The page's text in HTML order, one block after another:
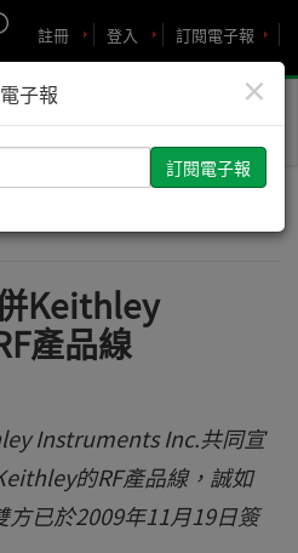
訂閱電子報
登入
註冊
Toggle
Keithley
產品線
Instruments Inc.共同宣
的RF產品線，誠如
已於2009年11月19日簽
×
子報